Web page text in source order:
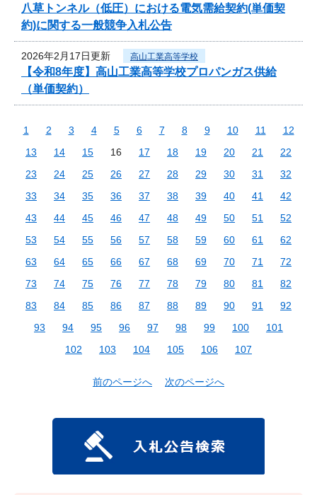
八草トンネル（低圧）における電気需給契約(単価契
約)に関する一般競争入札公告
2026年2月17日更新 高山工業高等学校
【令和8年度】高山工業高等学校プロパンガス供給
（単価契約）
1 2 3 4 5 6 7 8 9 10 11
12
13
14 15 16 17 18 19 20 21
22
23
24 25 26 27 28 29 30 31
32
33
34 35 36 37 38 39 40 41
42
43
44 45 46 47 48 49 50 51
52
53
54 55 56 57 58 59 60 61
62
63
64 65 66 67 68 69 70 71
72
73
74 75 76 77 78 79 80 81
82
83
84 85 86 87 88 89 90 91
92
93
94 95 96 97 98 99 100
101
102
103 104 105 106 107
前のページへ 次のページへ